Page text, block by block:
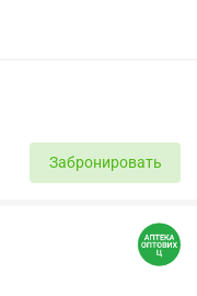
Забронировать